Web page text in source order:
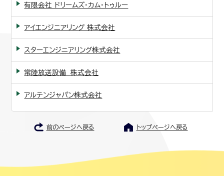
有限会社 ドリームズ・カム・トゥルー
アイエンジニアリング 株式会社
スターエンジニアリング株式会社
常陸放送設備 株式会社
アルテンジャパン株式会社
前のページへ戻る トップページへ戻る